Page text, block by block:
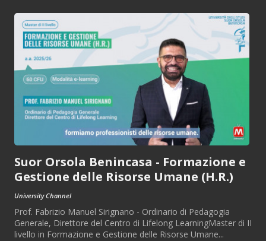
Suor Orsola Benincasa - Formazione e
Gestione delle Risorse Umane (H.R.)
University Channel
Prof. Fabrizio Manuel Sirignano - Ordinario di Pedagogia
Generale, Direttore del Centro di Lifelong LearningMaster di II
livello in Formazione e Gestione delle Risorse Umane...